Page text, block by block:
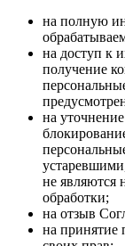
на полную
на доступ к
получение
на
не являются
обработки;
на отзыв
на принятие